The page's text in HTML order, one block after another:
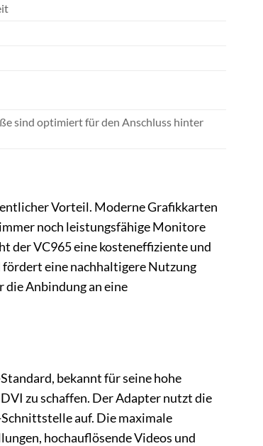
sind optimiert für den Anschluss hinter
Vorteil. Moderne Grafikkarten
noch leistungsfähige Monitore
der VC965 eine kosteneffiziente und
eine nachhaltigere Nutzung
Anbindung an eine
bekannt für seine hohe
zu schaffen. Der Adapter nutzt die
auf. Die maximale
hochauflösende Videos und